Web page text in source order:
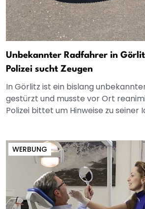
Unbekannter Radfahrer in
Polizei sucht Zeugen
In Görlitz ist ein bislang
gestürzt und musste vor Ort
Polizei bittet um Hinweise zu seiner
WERBUNG